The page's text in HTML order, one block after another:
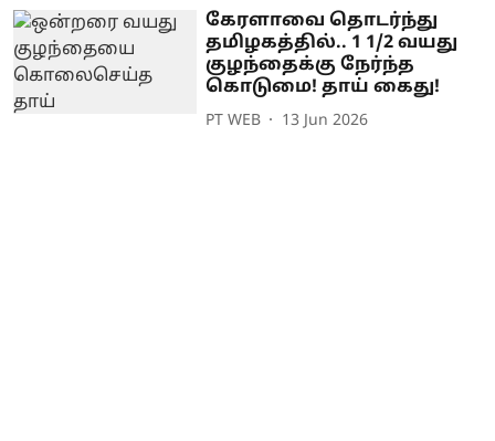
கேரளாவை தொடர்ந்து
தமிழகத்தில்.. 1 1/2 வயது
குழந்தைக்கு நேர்ந்த
கொடுமை! தாய் கைது!
PT WEB 13 Jun 2026